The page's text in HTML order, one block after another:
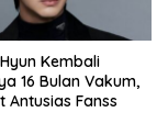
Kembali
16 Bulan Vakum,
Antusias Fanss